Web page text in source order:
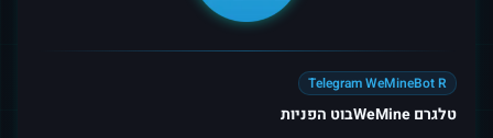
Telegram WeMineBot R
טלגרם WeMineבוט הפניות